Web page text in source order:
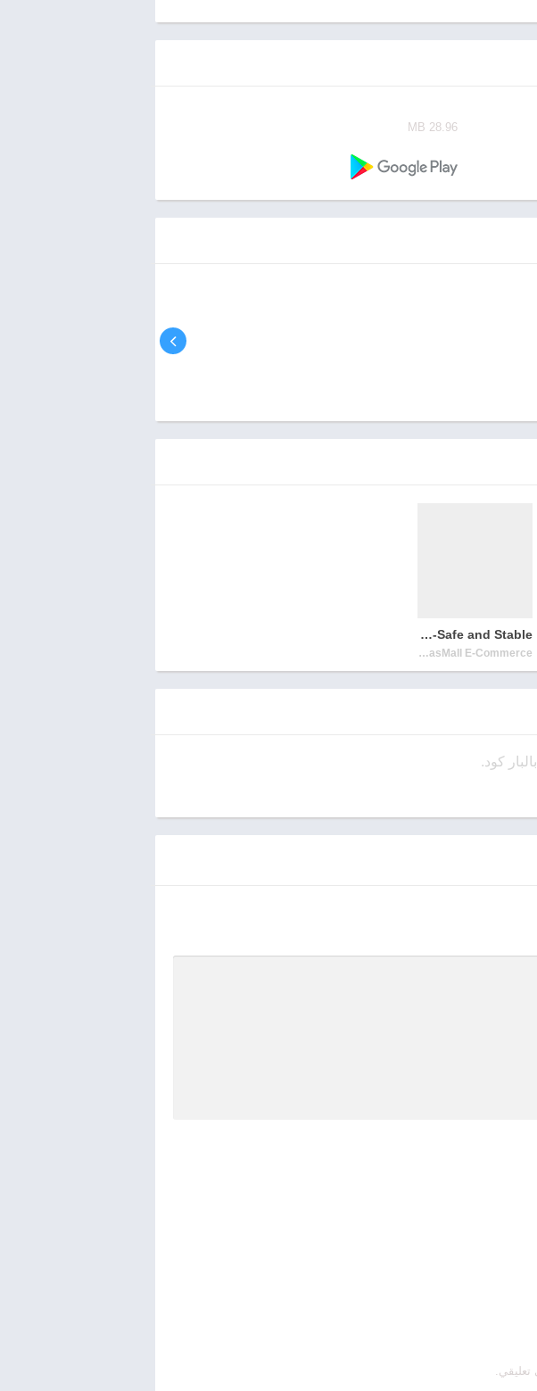
28.96 MB
Cyber Proxy -Safe and Stable
SeasMall E-Commerce
تعليقي.